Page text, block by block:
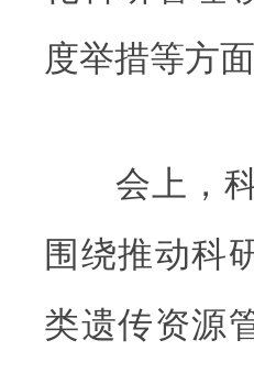
度举措等方
会上，科
围绕推动科
类遗传资源